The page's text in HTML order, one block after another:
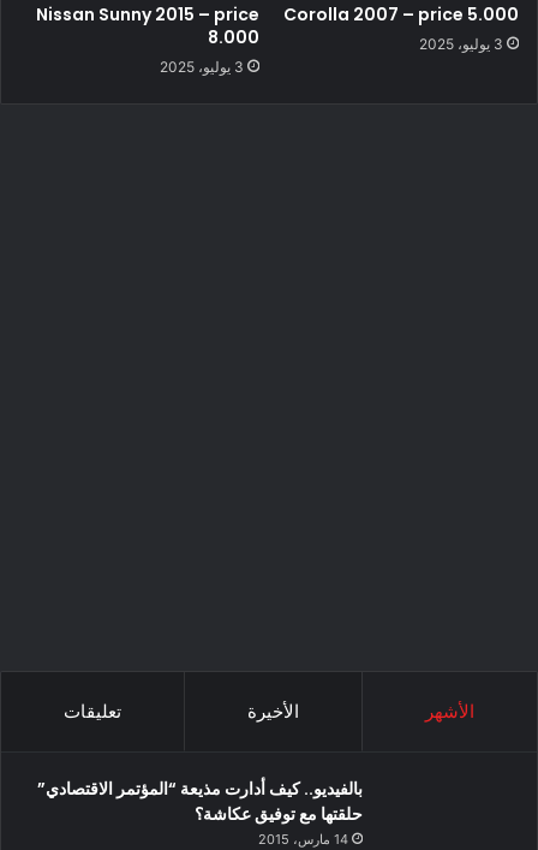
Corolla 2007 – price 5.000
3 يوليو، 2025
Nissan Sunny 2015 – price
8.000
3 يوليو، 2025
الأشهر الأخيرة تعليقات
بالفيديو.. كيف أدارت مذيعة “المؤتمر الاقتصادي”
حلقتها مع توفيق عكاشة؟
14 مارس، 2015